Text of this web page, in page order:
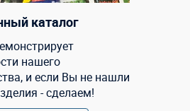
каталог
нашего
и если Вы не нашли
- сделаем!